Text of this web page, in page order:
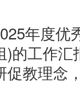
年度优
)的工作
促教理念